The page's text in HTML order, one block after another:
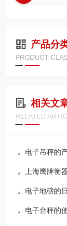
产品分
PRODUCT
相关文
RELATED
电子吊秤的
上海鹰牌衡
电子地磅的
电子台秤的